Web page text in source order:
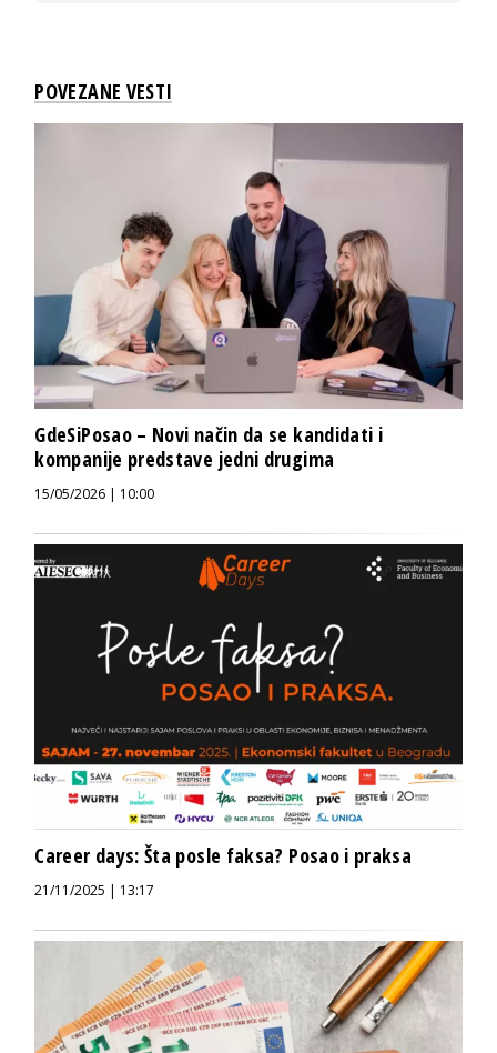
POVEZANE VESTI
GdeSiPosao – Novi način da se kandidati i
kompanije predstave jedni drugima
15/05/2026 | 10:00
Career days: Šta posle faksa? Posao i praksa
21/11/2025 | 13:17